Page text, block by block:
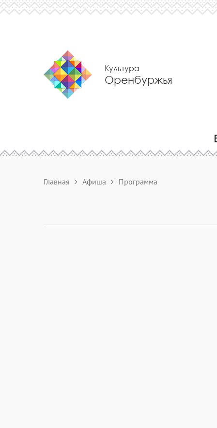
Культура
Оренбуржья
Главная Афиша Программа